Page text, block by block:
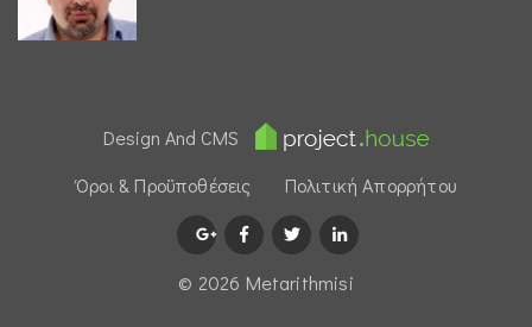
Design And CMS
Όροι & Προϋποθέσεις
Πολιτική Απορρήτου
© 2026 Μetarithmisi